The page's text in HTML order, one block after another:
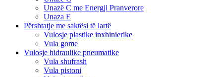
Unazë C me Energji Pranverore
Unaza E
Përshtatje me saktësi të lartë
Vulosje plastike inxhinierike
Vula gome
Vulosje hidraulike pneumatike
Vula shufrash
Vula pistoni